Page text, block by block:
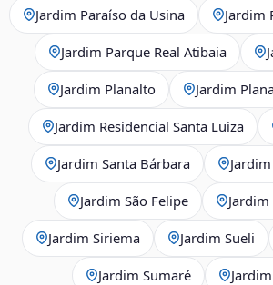
Jardim Paraíso da Usina Jardim
Jardim Parque Real Atibaia
Jardim Planalto Jardim
Jardim Residencial Santa Luiza
Jardim Santa Bárbara
Jardim São Felipe
Jardim Siriema Jardim Sueli
Jardim Sumaré